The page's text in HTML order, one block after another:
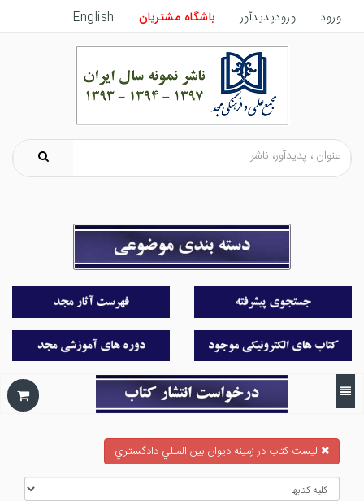
ورود ورودپدیدآور باشگاه مشتریان English
ليست كتاب در زمينه ديوان بين المللي دادگستري